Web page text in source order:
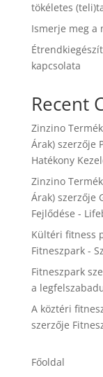
tökéletes
Ismerje meg a
kapcsolata
Recent
Zinzino
Árak)szerzője
Hatékony
Zinzino
Árak)szerzője
Fejlődése -
Kültéri fitness
Fitneszpark -
Fitneszpark
a
A köztéri
szerzője
Főoldal